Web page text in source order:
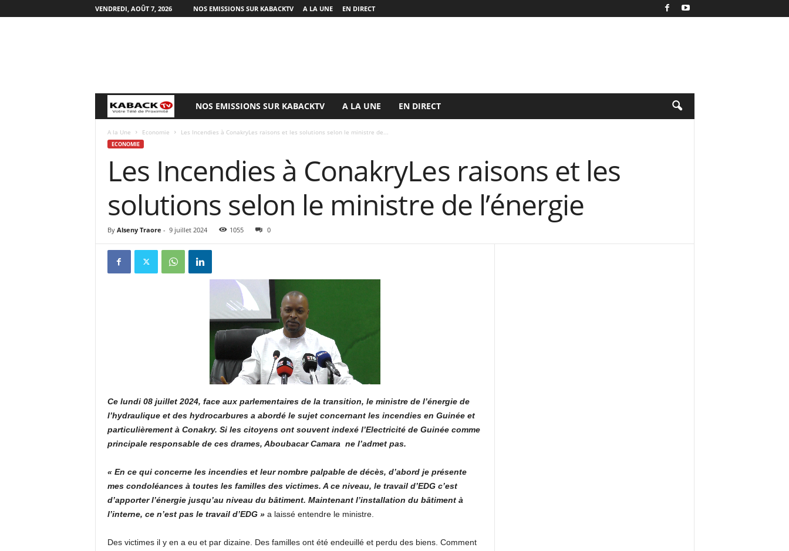
VENDREDI, AOÛT 7, 2026 NOS EMISSIONS SUR KABACKTV A LA UNE EN DIRECT
i
n
v
e
k
a
c
k
NOS EMISSIONS SUR KABACKTV A LA UNE EN DIRECT
A la Une Economie Les Incendies à ConakryLes raisons et les solutions selon le ministre de...
ECONOMIE
Les Incendies à ConakryLes raisons et les
solutions selon le ministre de l’énergie
By Alseny Traore - 9 juillet 2024 1055 0
Ce lundi 08 juillet 2024, face aux parlementaires de la transition, le ministre de l’énergie de
l’hydraulique et des hydrocarbures a abordé le sujet concernant les incendies en Guinée et
particulièrement à Conakry. Si les citoyens ont souvent indexé l’Electricité de Guinée comme
principale responsable de ces drames, Aboubacar Camara ne l’admet pas.
« En ce qui concerne les incendies et leur nombre palpable de décès, d’abord je présente
mes condoléances à toutes les familles des victimes. A ce niveau, le travail d’EDG c’est
d’apporter l’énergie jusqu’au niveau du bâtiment. Maintenant l’installation du bâtiment à
l’interne, ce n’est pas le travail d’EDG »a laissé entendre le ministre.
Des victimes il y en a eu et par dizaine. Des familles ont été endeuillé et perdu des biens. Comment